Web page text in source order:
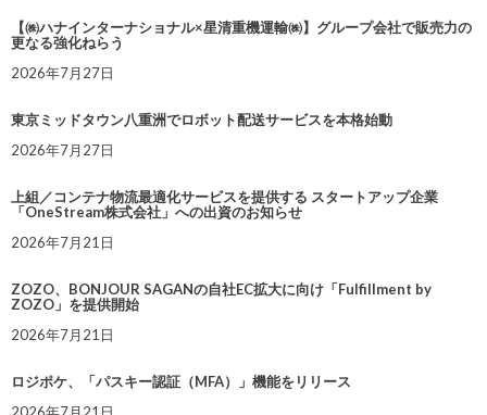
【㈱ハナインターナショナル×星清重機運輸㈱】グループ会社で販売力の
更なる強化ねらう
2026年7月27日
東京ミッドタウン八重洲でロボット配送サービスを本格始動
2026年7月27日
上組／コンテナ物流最適化サービスを提供する スタートアップ企業
「OneStream株式会社」への出資のお知らせ
2026年7月21日
ZOZO、BONJOUR SAGANの自社EC拡大に向け「Fulfillment by
ZOZO」を提供開始
2026年7月21日
ロジポケ、「パスキー認証（MFA）」機能をリリース